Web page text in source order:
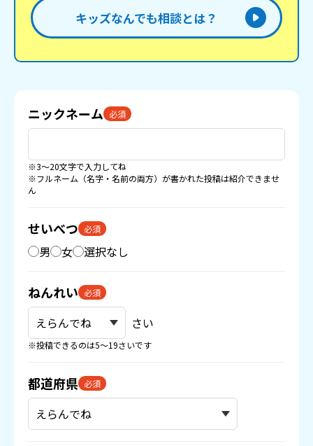
キッズなんでも相談とは？
ニックネーム 必須
※3〜20文字で入力してね
※フルネーム（名字・名前の両方）が書かれた投稿は紹介できませ
ん
せいべつ 必須
男 女 選択なし
ねんれい 必須
さい
※投稿できるのは5〜19さいです
都道府県 必須